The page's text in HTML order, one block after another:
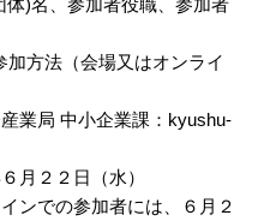
名、参加者役職、参加者
場又はオンライ
中小企業課：kyushu-
２２日（水）
者には、６月２